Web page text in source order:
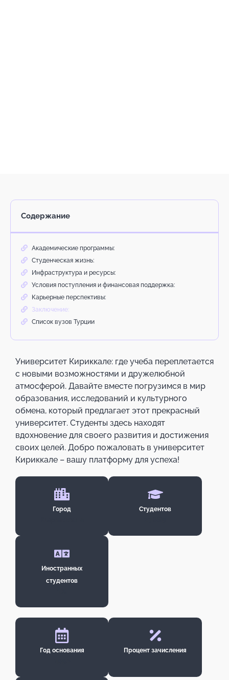
Содержание
Академические программы:
Студенческая жизнь:
Инфраструктура и ресурсы:
Условия поступления и финансовая поддержка:
Карьерные перспективы:
Заключение:
Список вузов Турции
Университет Кириккале: где учеба переплетается
с новыми возможностями и дружелюбной
атмосферой. Давайте вместе погрузимся в мир
образования, исследований и культурного
обмена, который предлагает этот прекрасный
университет. Студенты здесь находят
вдохновение для своего развития и достижения
своих целей. Добро пожаловать в университет
Кириккале – вашу платформу для успеха!
Город Студентов
Иностранных
студентов
Год основания Процент зачисления